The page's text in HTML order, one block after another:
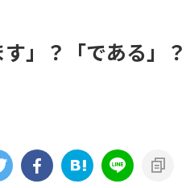
」？「である」